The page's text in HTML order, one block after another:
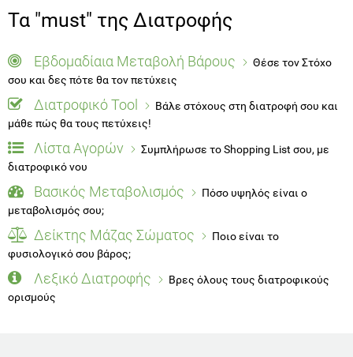
Τα "must" της Διατροφής
Εβδομαδίαια Μεταβολή Βάρους
Θέσε τον Στόχο
σου και δες πότε θα τον πετύχεις
Διατροφικό Tool
Βάλε στόχους στη διατροφή σου και
μάθε πώς θα τους πετύχεις!
Λίστα Αγορών
Συμπλήρωσε το Shopping List σου, με
διατροφικό νου
Βασικός Μεταβολισμός
Πόσο υψηλός είναι ο
μεταβολισμός σου;
Δείκτης Μάζας Σώματος
Ποιο είναι το
φυσιολογικό σου βάρος;
Λεξικό Διατροφής
Βρες όλους τους διατροφικούς
ορισμούς